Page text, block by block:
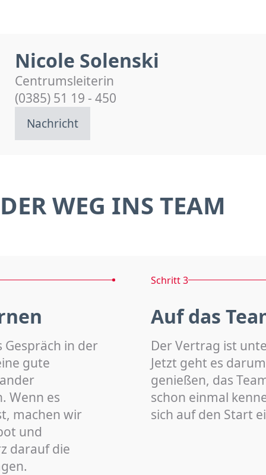
Nicole Solenski
Centrumsleiterin
(0385) 51 19 - 450
Nachricht
DER WEG INS TEAM
Gespräch in der
gute
Wenn es
machen wir
und
darauf die
Schritt 3
Auf das
Der Vertrag ist
Jetzt geht es
genießen, das
schon einmal
sich auf den Start